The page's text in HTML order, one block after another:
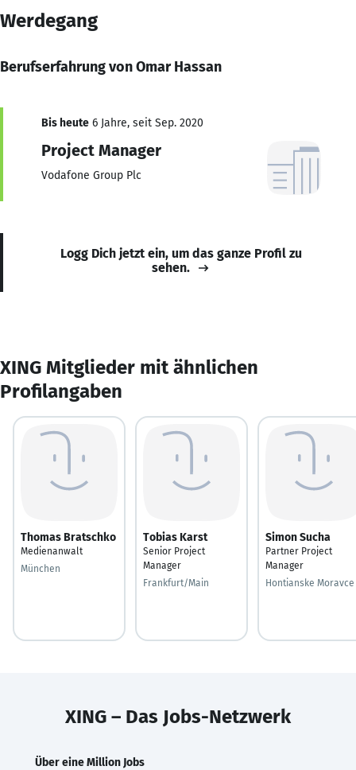
Werdegang
Berufserfahrung von Omar Hassan
Bis heute 6 Jahre, seit Sep. 2020
Project Manager
Vodafone Group Plc
Logg Dich jetzt ein, um das ganze Profil zu
sehen.
XING Mitglieder mit ähnlichen
Profilangaben
Thomas Bratschko
Medienanwalt
München
Tobias Karst
Senior Project
Manager
Frankfurt/Main
Simon Sucha
Partner Project
Manager
Hontianske Moravce
XING – Das Jobs-Netzwerk
Über eine Million Jobs